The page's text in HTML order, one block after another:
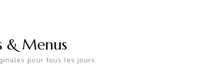
& Menus
pour tous les jours